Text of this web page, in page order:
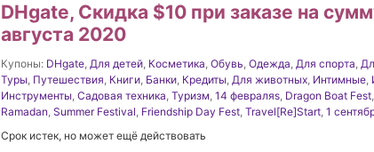
DHgate, Скидка $10 при заказе на
августа 2020
Купоны: DHgate, Для детей, Косметика, Обувь, Одежда, Для спорта,
Туры, Путешествия, Книги, Банки, Кредиты, Для животных, Интимные,
Инструменты, Садовая техника, Туризм, 14 февраляs, Dragon Boat Fest,
Ramadan, Summer Festival, Friendship Day Fest, Travel[Re]Start, 1
Срок истек, но может ещё действовать